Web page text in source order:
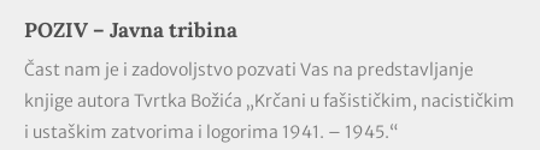
POZIV – Javna tribina
Čast nam je i zadovoljstvo pozvati Vas na predstavljanje
knjige autora Tvrtka Božića „Krčani u fašističkim, nacističkim
i ustaškim zatvorima i logorima 1941. – 1945.“